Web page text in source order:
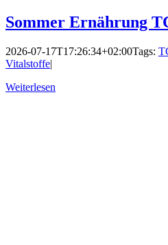
Sommer Ernährung
2026-07-17T17:26:34+02:00Tags:
Vitalstoffe|
Weiterlesen